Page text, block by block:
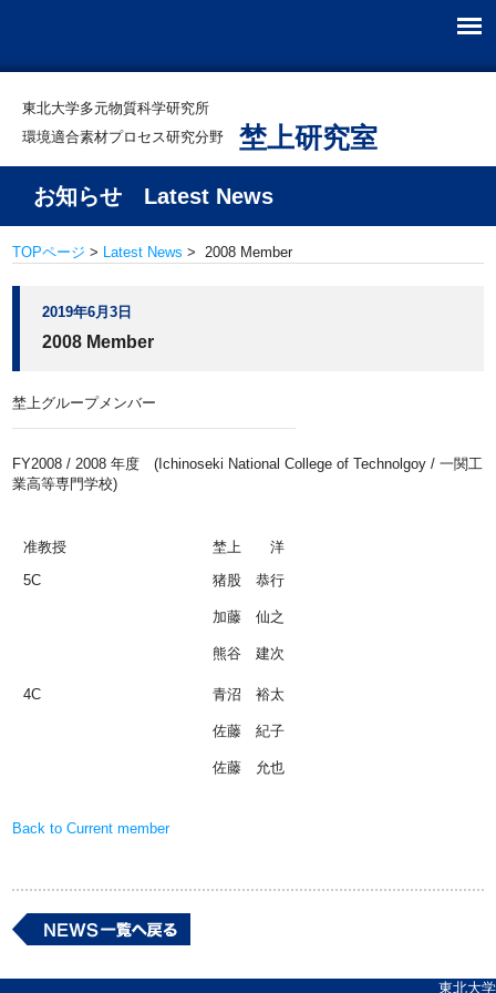
東北大学多元物質科学研究所
環境適合素材プロセス研究分野
埜上研究室
お知らせ Latest News
TOPページ > Latest News > 2008 Member
2019年6月3日
2008 Member
埜上グループメンバー
FY2008 / 2008 年度 (Ichinoseki National College of Technolgoy / 一関工
業高等専門学校)
准教授
埜上 洋
5C
猪股 恭行
加藤 仙之
熊谷 建次
4C 青沼 裕太
佐藤 紀子
佐藤 允也
Back to Current member
東北大